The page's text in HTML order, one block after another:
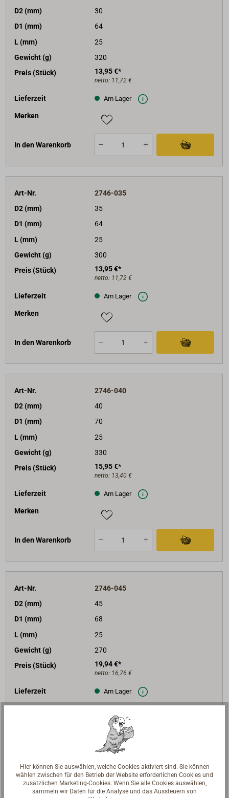
D2 (mm)
30
D1 (mm)
64
L (mm)
25
Gewicht (g)
320
Preis (Stück)
13,95 €*
netto: 11,72 €
Lieferzeit Am Lager
Merken
In den Warenkorb
Art-Nr.
2746-035
D2 (mm)
35
D1 (mm)
64
L (mm)
25
Gewicht (g)
300
Preis (Stück)
13,95 €*
netto: 11,72 €
Lieferzeit Am Lager
Merken
In den Warenkorb
Art-Nr.
2746-040
D2 (mm)
40
D1 (mm)
70
L (mm)
25
Gewicht (g)
330
Preis (Stück)
15,95 €*
netto: 13,40 €
Lieferzeit Am Lager
Merken
In den Warenkorb
Art-Nr.
2746-045
D2 (mm)
45
D1 (mm)
68
L (mm)
25
Gewicht (g)
270
Preis (Stück)
19,94 €*
netto: 16,76 €
Lieferzeit Am Lager
Art-Nr.
2746-050
Hier können Sie auswählen, welche Cookies aktiviert sind. Sie können
wählen zwischen für den Betrieb der Website erforderlichen Cookies und
zusätzlichen Marketing-Cookies. Wenn Sie alle Cookies auswählen,
sammeln wir Daten für die Analyse und das Aussteuern von